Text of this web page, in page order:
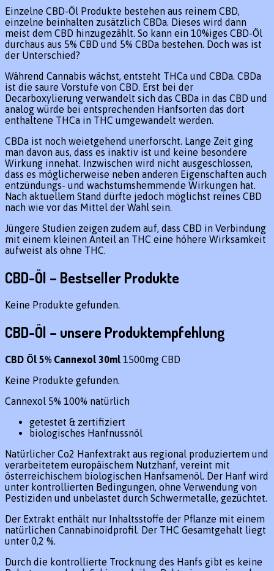
Einzelne CBD-Öl Produkte bestehen aus reinem CBD,
einzelne beinhalten zusätzlich CBDa. Dieses wird dann
meist dem CBD hinzugezählt. So kann ein 10%iges CBD-Öl
durchaus aus 5% CBD und 5% CBDa bestehen. Doch was ist
der Unterschied?
Während Cannabis wächst, entsteht THCa und CBDa. CBDa
ist die saure Vorstufe von CBD. Erst bei der
Decarboxylierung verwandelt sich das CBDa in das CBD und
analog würde bei entsprechenden Hanfsorten das dort
enthaltene THCa in THC umgewandelt werden.
CBDa ist noch weietgehend unerforscht. Lange Zeit ging
man davon aus, dass es inaktiv ist und keine besondere
Wirkung innehat. Inzwischen wird nicht ausgeschlossen,
dass es möglicherweise neben anderen Eigenschaften auch
entzündungs- und wachstumshemmende Wirkungen hat.
Nach aktuellem Stand dürfte jedoch möglichst reines CBD
nach wie vor das Mittel der Wahl sein.
Jüngere Studien zeigen zudem auf, dass CBD in Verbindung
mit einem kleinen Anteil an THC eine höhere Wirksamkeit
aufweist als ohne THC.
CBD-Öl – Bestseller Produkte
Keine Produkte gefunden.
CBD-Öl – unsere Produktempfehlung
CBD Öl 5% Cannexol 30ml 1500mg CBD
Keine Produkte gefunden.
Cannexol 5% 100% natürlich
getestet & zertifiziert
biologisches Hanfnussnöl
Natürlicher Co2 Hanfextrakt aus regional produziertem und
verarbeitetem europäischem Nutzhanf, vereint mit
österreichischem biologischen Hanfsamenöl. Der Hanf wird
unter kontrollierten Bedingungen, ohne Verwendung von
Pestiziden und unbelastet durch Schwermetalle, gezüchtet.
Der Extrakt enthält nur Inhaltsstoffe der Pflanze mit einem
natürlichen Cannabinoidprofil. Der THC Gesamtgehalt liegt
unter 0,2 %.
Durch die kontrollierte Trocknung des Hanfs gibt es keine